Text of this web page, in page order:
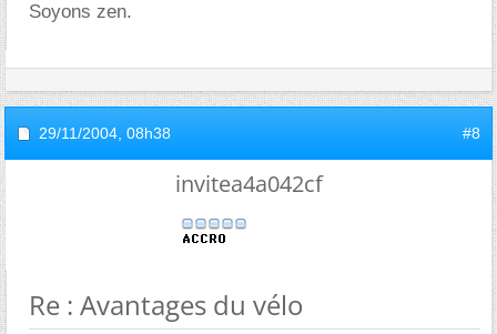
Soyons zen.
29/11/2004, 08h38 #8
invitea4a042cf
Re : Avantages du vélo